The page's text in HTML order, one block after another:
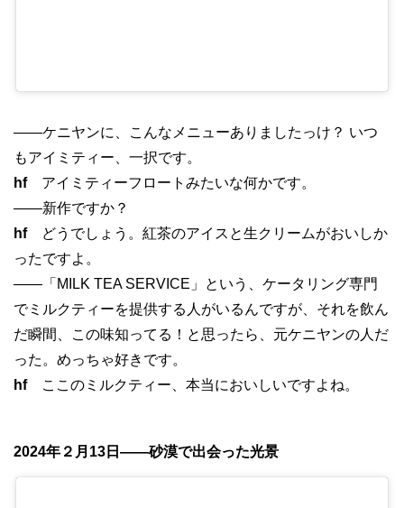
——ケニヤンに、こんなメニューありましたっけ？ いつ
もアイミティー、一択です。
hfアイミティーフロートみたいな何かです。
——新作ですか？
hfどうでしょう。紅茶のアイスと生クリームがおいしか
ったですよ。
——「MILK TEA SERVICE」という、ケータリング専門
でミルクティーを提供する人がいるんですが、それを飲ん
だ瞬間、この味知ってる！と思ったら、元ケニヤンの人だ
った。めっちゃ好きです。
hfここのミルクティー、本当においしいですよね。
2024年２月13日——砂漠で出会った光景